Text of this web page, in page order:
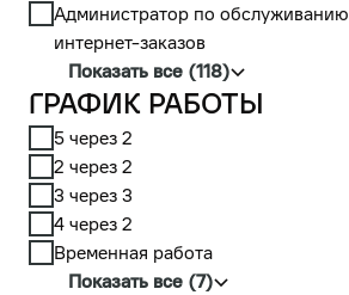
Администратор по обслуживанию
интернет-заказов
Показать все (118)
График работы
5 через 2
2 через 2
3 через 3
4 через 2
Временная работа
Показать все (7)